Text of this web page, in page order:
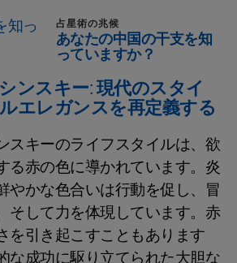
占星術の兆候
あなたの中国の干支を知
っていますか？
ンスキー: 現代のスタイ
エレガンスを再定義する
スキーのライフスタイルは、欲
る赤の色に導かれています。炎
やかな色合いは行動を促し、冒
そして力を体現しています。赤
を引き起こすこともあります
な成功に駆り立てられた大胆な